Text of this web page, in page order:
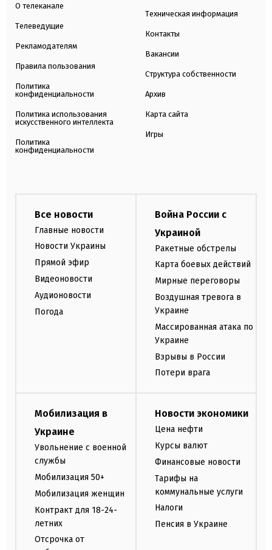
О телеканале
Телеведущие
Рекламодателям
Правила пользования
Политика
конфиденциальности
Политика использования
искусственного интеллекта
Политика
конфиденциальности
Техническая информация
Контакты
Вакансии
Структура собственности
Архив
Карта сайта
Игры
Все новости
Главные новости
Новости Украины
Прямой эфир
Видеоновости
Аудионовости
Погода
Война России с
Украиной
Ракетные обстрелы
Карта боевых действий
Мирные переговоры
Воздушная тревога в
Украине
Массированная атака по
Украине
Взрывы в России
Потери врага
Мобилизация в
Украине
Увольнение с военной
службы
Мобилизация 50+
Мобилизация женщин
Контракт для 18-24-
летних
Отсрочка от
Новости экономики
Цена нефти
Курсы валют
Финансовые новости
Тарифы на
коммунальные услуги
Налоги
Пенсия в Украине